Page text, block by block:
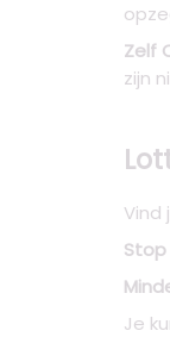
Zelf
zijn
Stop
Je